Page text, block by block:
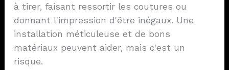
à tirer, faisant ressortir les coutures ou
donnant l'impression d'être inégaux. Une
installation méticuleuse et de bons
matériaux peuvent aider, mais c'est un
risque.